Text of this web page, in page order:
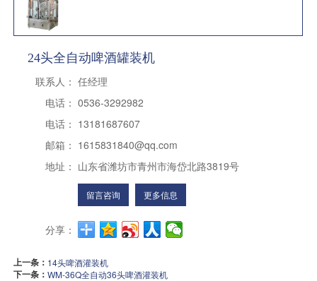
24头全自动啤酒罐装机
联系人： 任经理
电话： 0536-3292982
电话： 13181687607
邮箱： 1615831840@qq.com
地址： 山东省潍坊市青州市海岱北路3819号
留言咨询 更多信息
分享：
上一条： 14头啤酒灌装机
下一条：WM-36Q全自动36头啤酒灌装机